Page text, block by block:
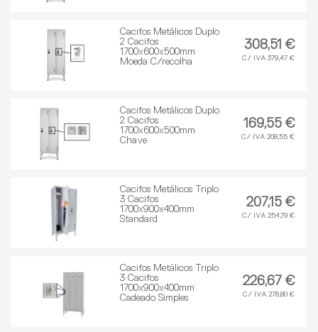
Cacifos Metálicos Duplo
2 Cacifos
1700x600x500mm
Moeda C/recolha
308,51 €
C/ IVA 379,47 €
Cacifos Metálicos Duplo
2 Cacifos
1700x600x500mm
Chave
169,55 €
C/ IVA 208,55 €
Cacifos Metálicos Triplo
3 Cacifos
1700x900x400mm
Standard
207,15 €
C/ IVA 254,79 €
Cacifos Metálicos Triplo
3 Cacifos
1700x900x400mm
Cadeado Simples
226,67 €
C/ IVA 278,80 €